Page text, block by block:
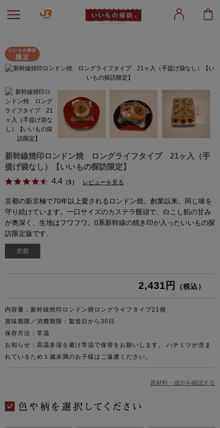
新幹線焼印ロンドン焼 ロングライフタイプ 21ヶ入（手
提げ袋なし）【いいもの探訪限定】
4.4 （5） レビューを見る
京都の新京極で70年以上愛されるロンドン焼。創業以来、同じ味を
守り続けています。一口サイズのカステラ饅頭で、白こし餡の甘み
が奥深く、生地はフワフワ。0系新幹線の焼き印が入ったいいもの探
訪限定版です。
2,431円 （税込）
内容量：新幹線焼印ロンドン焼ロングライフタイプ21個
賞味期限／消費期限：製造日から30日
保存方法：常温
お知らせ：高温多湿を避け常温で保管をお願いします。 ハチミツが含ま
れているため１歳未満のお子様はご遠慮ください。
原材料・成分を確認する